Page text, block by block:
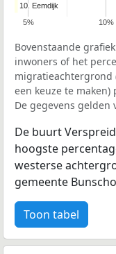
5% 10%
10. Eemdijk
10. Eemdijk
Bovenstaande
inwoners of het
migratieachtergrond
een keuze te
De gegevens gelden
De buurt
hoogste
westerse
gemeente
Toon tabel